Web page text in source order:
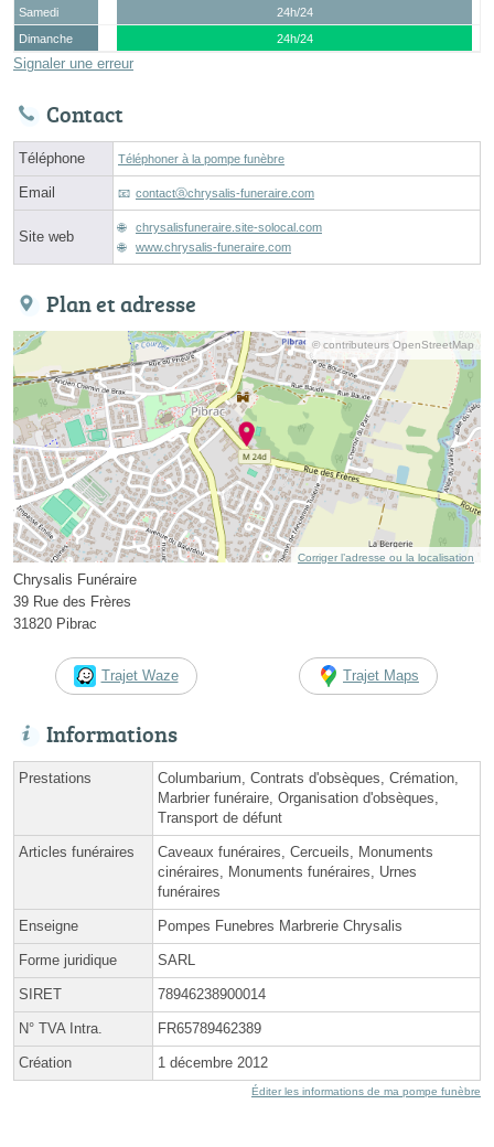
Samedi
24h/24
Dimanche
24h/24
Signaler une erreur
Contact
Téléphone Téléphoner à la pompe funèbre
Email contactⓐchrysalis-funeraire.com
Site web
chrysalisfuneraire.site-solocal.com
www.chrysalis-funeraire.com
Plan et adresse
© contributeurs OpenStreetMap
Corriger l’adresse ou la localisation
Chrysalis Funéraire
39 Rue des Frères
31820 Pibrac
Trajet Waze Trajet Maps
Informations
Prestations
Columbarium, Contrats d'obsèques, Crémation,
Marbrier funéraire, Organisation d'obsèques,
Transport de défunt
Articles funéraires
Caveaux funéraires, Cercueils, Monuments
cinéraires, Monuments funéraires, Urnes
funéraires
Enseigne Pompes Funebres Marbrerie Chrysalis
Forme juridique SARL
SIRET 78946238900014
N° TVA Intra. FR65789462389
Création 1 décembre 2012
Éditer les informations de ma pompe funèbre